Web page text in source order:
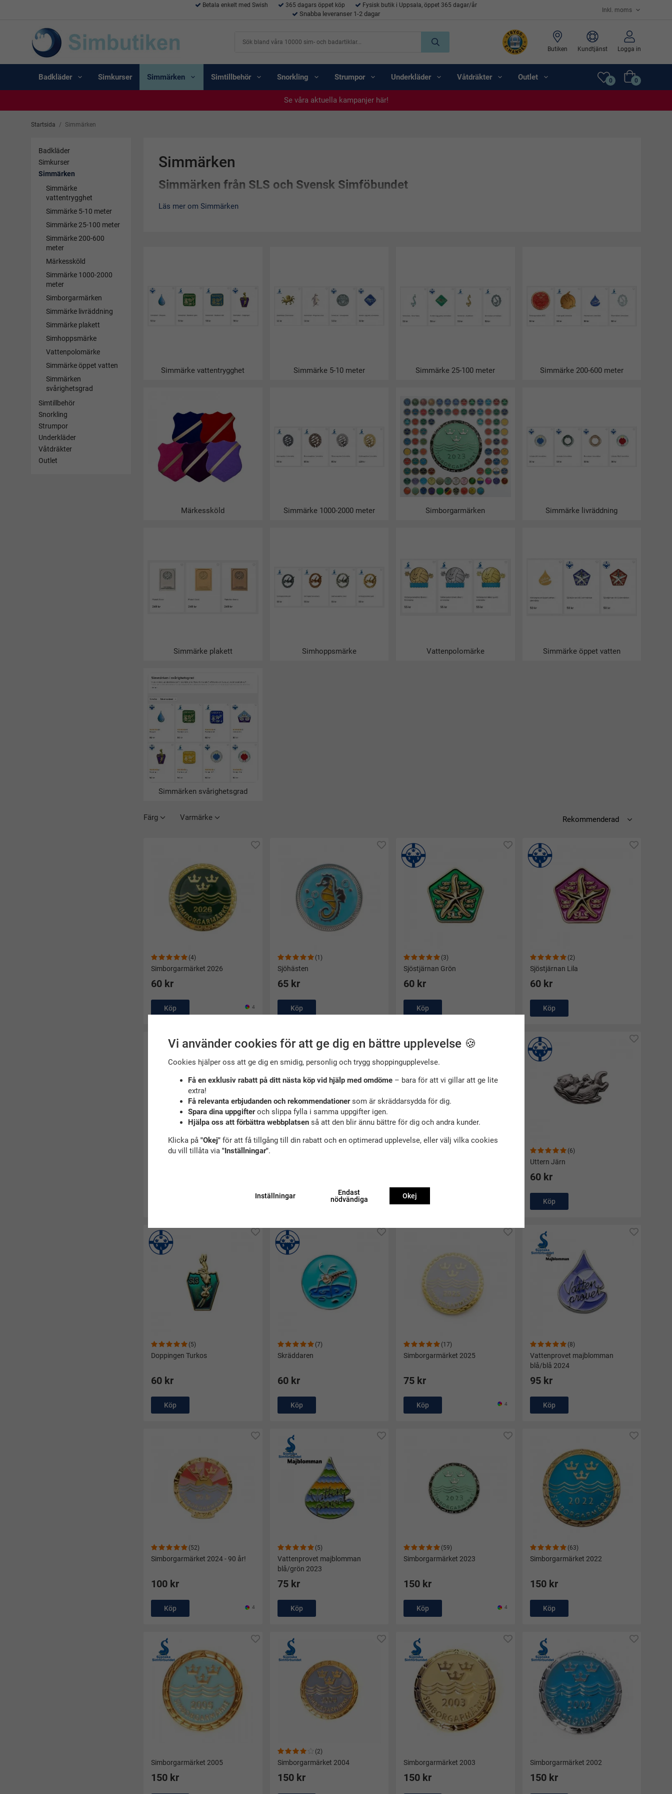
Betala enkelt med Swish 365 dagars öppet köp Fysisk butik i Uppsala, öppet 365 dagar/år
Snabba leveranser 1-2 dagar
Butiken Kundtjänst Logga in
Badkläder Simkurser Simmärken Simtillbehör Snorkling Strumpor Underkläder Våtdräkter Outlet 0 0
Se våra aktuella kampanjer här!
Se våra aktuella kampanjer här!
Se våra aktuella kampanjer här!
Se våra aktuella kampanjer här!
Startsida / Simmärken
Badkläder
Simkurser
Simmärken
Simmärke
vattentrygghet
Simmärke 5-10 meter
Simmärke 25-100 meter
Simmärke 200-600
meter
Märkessköld
Simmärke 1000-2000
meter
Simborgarmärken
Simmärke livräddning
Simmärke plakett
Simhoppsmärke
Vattenpolomärke
Simmärke öppet vatten
Simmärken
svårighetsgrad
Simtillbehör
Snorkling
Strumpor
Underkläder
Våtdräkter
Outlet
Simmärken
Simmärken från SLS och Svensk Simföbundet
Här har vi samlat alla simmärken från Svenska Simförbundet och Svenska Livräddningssällskapet. Vi har ett stort eget lager av simmärken
Hur många simmärken finns det?
Svenska Simförbundet och SLS har ett 100-tal simmärken tillsammans.
Här har vi samlat alla simmärken från Svenska Simförbundet och Svenska Livräddningssällskapet. Vi har ett stort eget lager av simmärken
med snabba leveranser året om!
Enklare simmärken kostar ca 50-60kr/st.
Kan man ta alla simmärken i en pool?
Vissa märken krävera att man är i en sjö eller annat vatten drag. Man får inte vara en en tempererad pool.
Vad gör man av med stimmärket?
Många köper en fin märkessköld som man sätter upp simmärkena på.
från Soak. Snabba leveranser av simmärken året om!
Varför ta simmärken?
Köp simmärken från Simbutiken.se
När ni har tagit/erövrat simmärken kan ni enkelt köpa dem hos oss på Simbutiken.se. Vi är en oberoende leverantör av simmärken från
Svensk Simidrott och Svenska Livräddningsällskapet. När du beställer simmärken kan du känna dig trygg med ditt köp.
Läs mer om Simmärken
Simmärke vattentrygghet Simmärke 5-10 meter Simmärke 25-100 meter Simmärke 200-600 meter
Märkessköld Simmärke 1000-2000 meter Simborgarmärken Simmärke livräddning
Simmärke plakett Simhoppsmärke Vattenpolomärke Simmärke öppet vatten
Simmärken svårighetsgrad
Färg Varmärke
(4)
Simborgarmärket 2026
60 kr
Köp 4
(1)
Sjöhästen
65 kr
Köp
(3)
Sjöstjärnan Grön
60 kr
Köp
(2)
Sjöstjärnan Lila
60 kr
Köp
(3) (6)
Uttern Järn
60 kr
Köp
(5)
Doppingen Turkos
60 kr
Köp
(7)
Skräddaren
60 kr
Köp
(17)
Simborgarmärket 2025
75 kr
Köp 4
(8)
Vattenprovet majblomman
blå/blå 2024
95 kr
Köp
(52)
Simborgarmärket 2024 - 90 år!
100 kr
Köp 4
(5)
Vattenprovet majblomman
blå/grön 2023
75 kr
Köp
(59)
Simborgarmärket 2023
150 kr
Köp 4
(63)
Simborgarmärket 2022
150 kr
Köp
Simborgarmärket 2005
150 kr
(2)
Simborgarmärket 2004
150 kr
Simborgarmärket 2003
150 kr
Simborgarmärket 2002
150 kr
Vi använder cookies för att ge dig en bättre upplevelse 🍪
Cookies hjälper oss att ge dig en smidig, personlig och trygg shoppingupplevelse.
Få en exklusiv rabatt på ditt nästa köp vid hjälp med omdöme– bara för att vi gillar att ge lite
extra!
Få relevanta erbjudanden och rekommendationersom är skräddarsydda för dig.
Spara dina uppgifteroch slippa fylla i samma uppgifter igen.
Hjälpa oss att förbättra webbplatsenså att den blir ännu bättre för dig och andra kunder.
Klicka på "Okej"för att få tillgång till din rabatt och en optimerad upplevelse, eller välj vilka cookies
du vill tillåta via "Inställningar".
Inställningar
Endast
nödvändiga
Okej